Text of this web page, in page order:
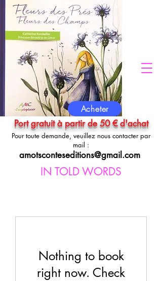
IN TOLD WORDS
Acheter
Port gratuit à partir de 50 € d'achat
Pour toute demande, veuillez nous contacter par
mail :
amotsconteseditions@gmail.com
Nothing to book
right now. Check